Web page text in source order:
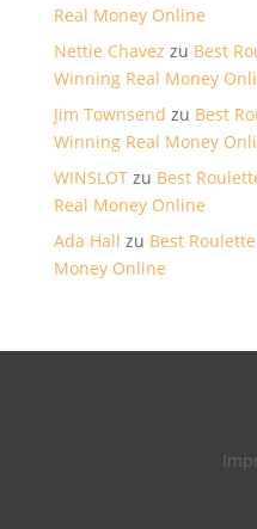
Real Money Online
Nettie Chavez zu Best
Winning Real Money
Jim Townsend zu Best
Winning Real Money
WINSLOTzu Best
Real Money Online
Ada Hall zu Best
Money Online